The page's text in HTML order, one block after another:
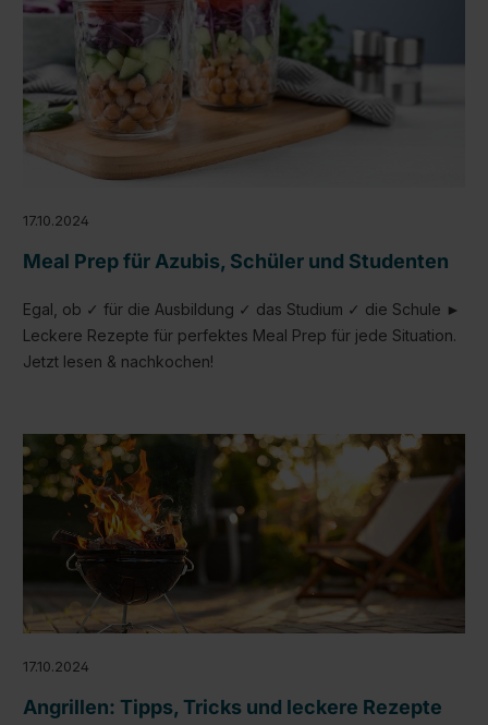
17.10.2024
Meal Prep für Azubis, Schüler und Studenten
Egal, ob ✓ für die Ausbildung ✓ das Studium ✓ die Schule ►
Leckere Rezepte für perfektes Meal Prep für jede Situation.
Jetzt lesen & nachkochen!
17.10.2024
Angrillen: Tipps, Tricks und leckere Rezepte